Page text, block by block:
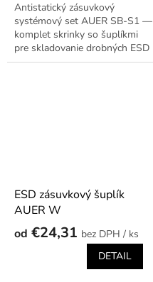
Antistatický zásuvkový
systémový set AUER SB-S1 —
komplet skrinky so šuplíkmi
pre skladovanie drobných ESD
dielov.
ESD zásuvkový šuplík
AUER W
od €24,31
/ ks
DETAIL